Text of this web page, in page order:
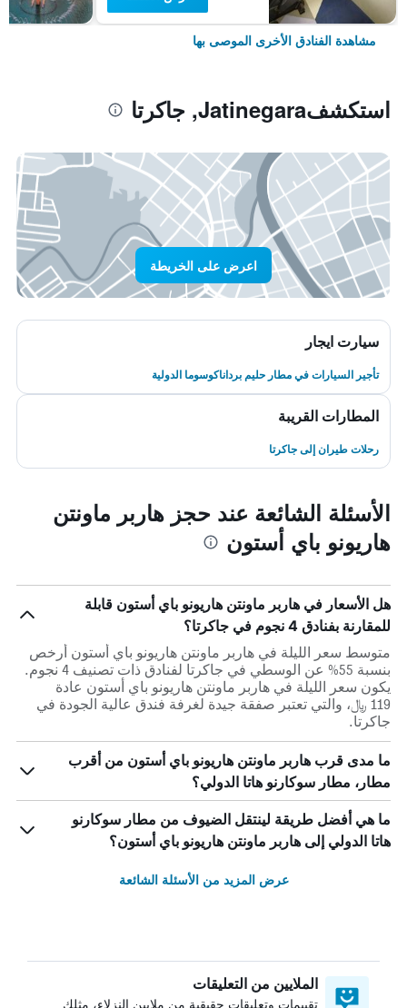
مشاهدة الفنادق الأخرى الموصى بها
استكشفJatinegara, جاكرتا
اعرض على الخريطة
سيارت ايجار
تأجير السيارات في مطار حليم برداناكوسوما الدولية
المطارات القريبة
رحلات طيران إلى جاكرتا
الأسئلة الشائعة عند حجز هاربر ماونتن
هاريونو باي أستون
هل الأسعار في هاربر ماونتن هاريونو باي أستون قابلة
للمقارنة بفنادق 4 نجوم في جاكرتا؟
متوسط سعر الليلة في هاربر ماونتن هاريونو باي أستون أرخص
بنسبة 55% عن الوسطي في جاكرتا لفنادق ذات تصنيف 4 نجوم.
يكون سعر الليلة في هاربر ماونتن هاريونو باي أستون عادة
119 ﷼، والتي تعتبر صفقة جيدة لغرفة فندق عالية الجودة في
جاكرتا.
ما مدى قرب هاربر ماونتن هاريونو باي أستون من أقرب
مطار، مطار سوكارنو هاتا الدولي؟
ما هي أفضل طريقة لينتقل الضيوف من مطار سوكارنو
هاتا الدولي إلى هاربر ماونتن هاريونو باي أستون؟
عرض المزيد من الأسئلة الشائعة
الملايين من التعليقات
تقييمات وتعليقات حقيقية من ملايين النزلاء، مثلك